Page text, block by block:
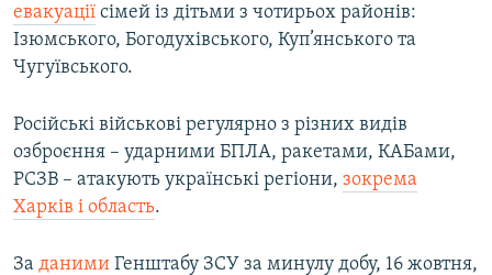
евакуації сімей із дітьми з чотирьох районів:
Ізюмського, Богодухівського, Куп’янського та
Чугуївського.
Російські військові регулярно з різних видів
озброєння – ударними БПЛА, ракетами, КАБами,
РСЗВ – атакують українські регіони, зокрема
Харків і область.
За даними Генштабу ЗСУ за минулу добу, 16 жовтня,